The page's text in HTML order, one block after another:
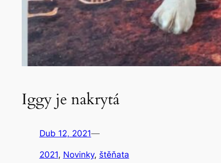
Iggy je nakrytá
Dub 12, 2021—
2021, Novinky, štěňata